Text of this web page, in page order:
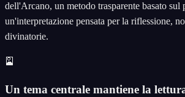
dell'Arcano, un metodo trasparente basato sul
un'interpretazione pensata per la riflessione,
divinatorie.
🎴
Un tema centrale mantiene la